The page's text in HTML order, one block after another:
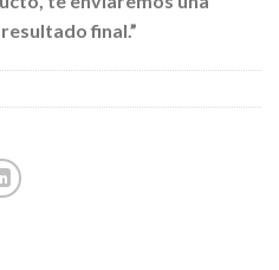
final.”